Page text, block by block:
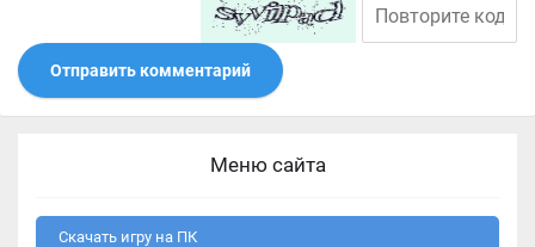
Отправить комментарий
Меню сайта
Скачать игру на ПК